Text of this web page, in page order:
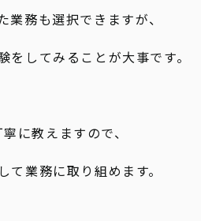
業務も選択できますが、
をしてみることが大事です。
に教えますので、
て業務に取り組めます。